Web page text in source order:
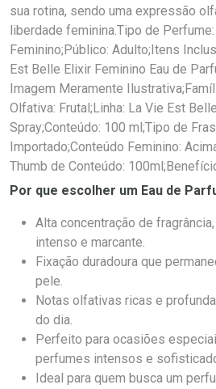
sua rotina, sendo uma expressão
liberdade feminina.Tipo de Perfume:
Feminino;Público: Adulto;Itens
Est Belle Elixir Feminino Eau de
Imagem Meramente
Olfativa: Frutal;Linha: La Vie Est
Spray;Conteúdo: 100 ml;Tipo de
Importado;Conteúdo Feminino:
Thumb de Conteúdo:
Por que escolher um Eau de
Alta concentração de
intenso e marcante.
Fixação duradoura que
pele.
Notas olfativas ricas e
do dia.
Perfeito para ocasiões
perfumes intensos e
Ideal para quem busca um